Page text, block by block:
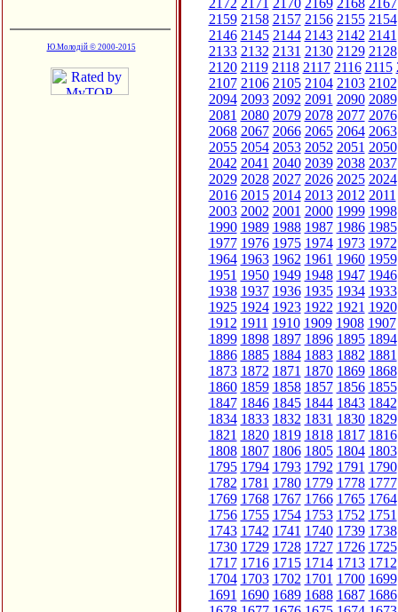
Ю.Молодій © 2000-2015
2172 2171 2170 2169 2168 2167
2159 2158 2157 2156 2155 2154
2146 2145 2144 2143 2142 2141
2133 2132 2131 2130 2129 2128
2120 2119 2118 2117 2116 2115
2107 2106 2105 2104 2103 2102
2094 2093 2092 2091 2090 2089
2081 2080 2079 2078 2077 2076
2068 2067 2066 2065 2064 2063
2055 2054 2053 2052 2051 2050
2042 2041 2040 2039 2038 2037
2029 2028 2027 2026 2025 2024
2016 2015 2014 2013 2012 2011
2003 2002 2001 2000 1999 1998
1990 1989 1988 1987 1986 1985
1977 1976 1975 1974 1973 1972
1964 1963 1962 1961 1960 1959
1951 1950 1949 1948 1947 1946
1938 1937 1936 1935 1934 1933
1925 1924 1923 1922 1921 1920
1912 1911 1910 1909 1908 1907
1899 1898 1897 1896 1895 1894
1886 1885 1884 1883 1882 1881
1873 1872 1871 1870 1869 1868
1860 1859 1858 1857 1856 1855
1847 1846 1845 1844 1843 1842
1834 1833 1832 1831 1830 1829
1821 1820 1819 1818 1817 1816
1808 1807 1806 1805 1804 1803
1795 1794 1793 1792 1791 1790
1782 1781 1780 1779 1778 1777
1769 1768 1767 1766 1765 1764
1756 1755 1754 1753 1752 1751
1743 1742 1741 1740 1739 1738
1730 1729 1728 1727 1726 1725
1717 1716 1715 1714 1713 1712
1704 1703 1702 1701 1700 1699
1691 1690 1689 1688 1687 1686